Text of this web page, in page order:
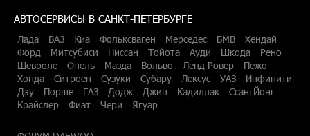
АВТОСЕРВИСЫ В САНКТ-ПЕТЕРБУРГЕ
Лада ВАЗ Киа Фольксваген Мерседес БМВ
Хендай
Форд
Митсубиси Ниссан Тойота Ауди Шкода
Рено
Шевроле
Опель Мазда Вольво Ленд Ровер
Пежо
Хонда
Ситроен Сузуки Субару Лексус УАЗ
Инфинити
Дэу
Порше ГАЗ Додж Джип Кадиллак
СсангЙонг
Крайслер
Фиат Чери Ягуар